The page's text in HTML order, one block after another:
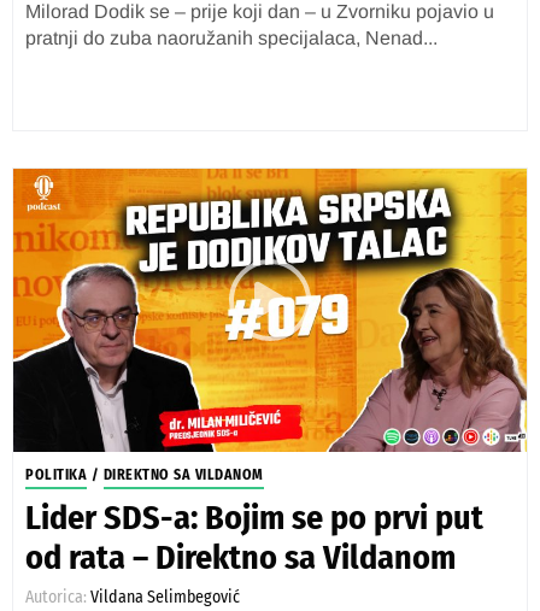
Milorad Dodik se – prije koji dan – u Zvorniku pojavio u
pratnji do zuba naoružanih specijalaca, Nenad...
POLITIKA / DIREKTNO SA VILDANOM
Lider SDS-a: Bojim se po prvi put
od rata – Direktno sa Vildanom
Autorica: Vildana Selimbegović